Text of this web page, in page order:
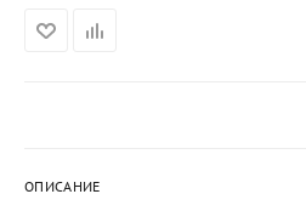
ОПИСАНИЕ